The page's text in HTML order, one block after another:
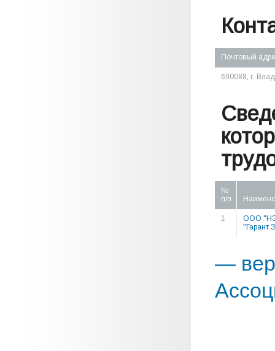
Почтовый
690088, г.
№
п/п
1
ООО
"Гарант
—